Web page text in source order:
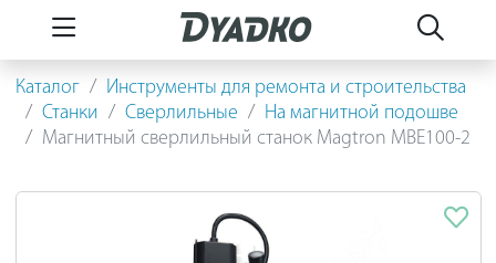
Каталог
Инструменты для ремонта и строительства
Станки
Сверлильные
На магнитной подошве
Магнитный сверлильный станок Magtron MBE100-2